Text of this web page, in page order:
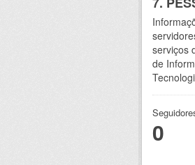
serviços
de
0